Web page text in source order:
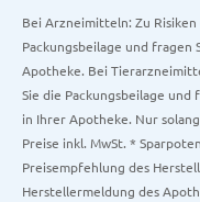
Bei Arzneimitteln: Zu
Packungsbeilage und
Apotheke. Bei
Sie die Packungsbeilage
in Ihrer Apotheke. Nur
Preise inkl. MwSt. *
Preisempfehlung des
Herstellermeldung des